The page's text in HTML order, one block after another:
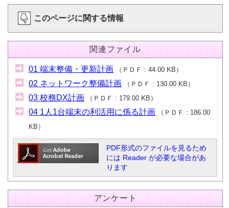
このページに関する情報
関連ファイル
01 端末整備・更新計画 （ ＰＤＦ 44.00 KB ）
02 ネットワーク整備計画 （ ＰＤＦ 130.00 KB ）
03 校務DX計画 （ ＰＤＦ 179.00 KB ）
04 1人1台端末の利活用に係る計画 （ ＰＤＦ
186.00
KB ）
PDF形式のファイルを見るため
には Reader が必要な場合があ
ります
アンケート